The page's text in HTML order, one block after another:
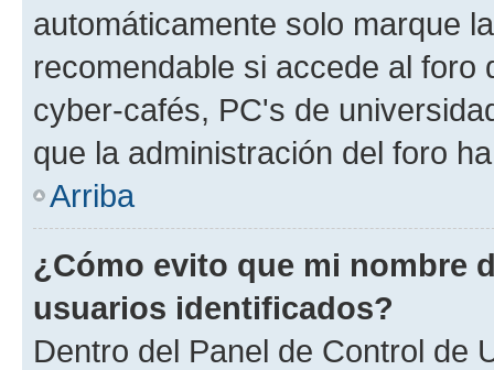
automáticamente solo marque
recomendable si accede al foro
cyber-cafés, PC's de
que la administración del foro
Arriba
¿Cómo evito que mi nombre
usuarios identificados?
Dentro del Panel de Control de